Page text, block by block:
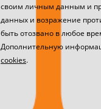
своим личным данным и
данных и возражение
быть отозвано в любое
Дополнительную
cookies.